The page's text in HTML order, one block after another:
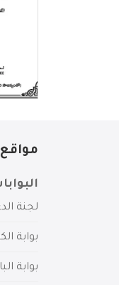
مواقع
لجنة
بوابة
بوابة